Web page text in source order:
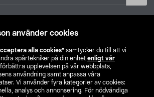
använder cookies
alla cookies” samtycker du till att vi
spårtekniker på din enhet enligt vår
upplevelsen på vår webbplats,
användning samt anpassa våra
Vi använder fyra kategorier av cookies:
analys och annonsering. För nödvändiga
Hitta butik
SE NO FI